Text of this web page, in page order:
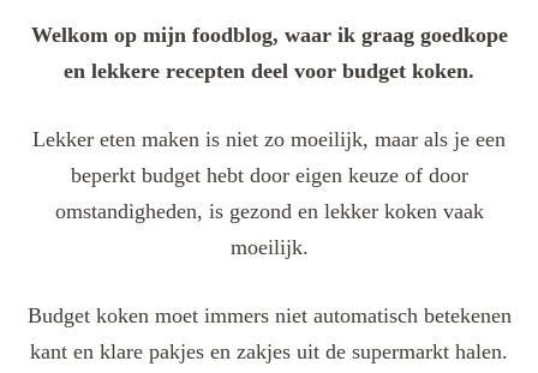
Welkom op mijn foodblog, waar ik graag goedkope
en lekkere recepten deel voor budget koken.
Lekker eten maken is niet zo moeilijk, maar als je een
beperkt budget hebt door eigen keuze of door
omstandigheden, is gezond en lekker koken vaak
moeilijk.
Budget koken moet immers niet automatisch betekenen
kant en klare pakjes en zakjes uit de supermarkt halen.